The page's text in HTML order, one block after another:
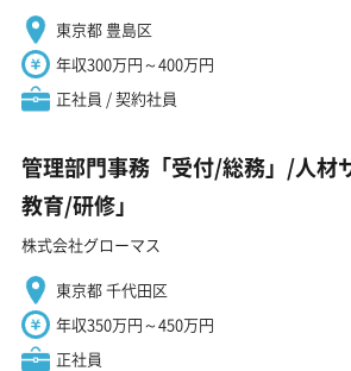
東京都 豊島区
年収300万円～400万円
正社員 / 契約社員
管理部門事務「受付/総務」/人材
教育/研修」
株式会社グローマス
東京都 千代田区
年収350万円～450万円
正社員